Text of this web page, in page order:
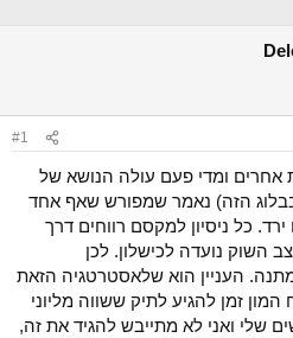
#1
אחרים ומדי פעם עולה הנושא של
הזה) נאמר שמפורש שאף אחד
כל ניסיון למקסם רווחים דרך
השוק נועדה לכישלון. לכן
העניין הוא שלאסטרטגיה הזאת
זמן להגיע לתיק ששווה מליוני
שלי ואני לא מתייבש להגיד את זה,